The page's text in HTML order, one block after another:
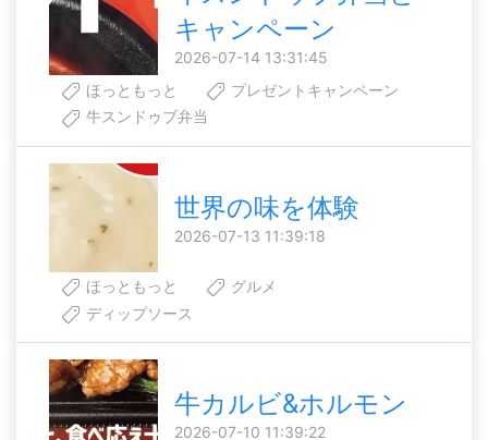
キャンペーン
2026-07-14 13:31:45
ほっともっと
プレゼントキャンペーン
牛スンドゥブ弁当
世界の味を体験
2026-07-13 11:39:18
ほっともっと
グルメ
ディップソース
牛カルビ&ホルモン
2026-07-10 11:39:22